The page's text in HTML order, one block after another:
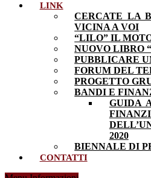
LINK
CERCATE LA
VICINA A VOI
“LILO” IL
NUOVO LIBRO
PUBBLICARE
FORUM DEL
PROGETTO
BANDI E
GUIDA
2020
BIENNALE DI
CONTATTI